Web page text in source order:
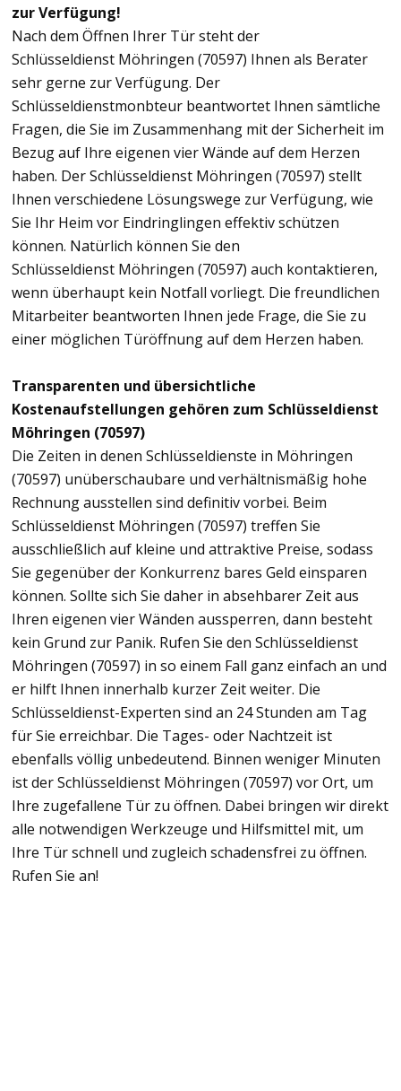
zur Verfügung!
Nach dem Öffnen Ihrer Tür steht der
Schlüsseldienst Möhringen (70597) Ihnen als Berater
sehr gerne zur Verfügung. Der
Schlüsseldienstmonbteur beantwortet Ihnen sämtliche
Fragen, die Sie im Zusammenhang mit der Sicherheit im
Bezug auf Ihre eigenen vier Wände auf dem Herzen
haben. Der Schlüsseldienst Möhringen (70597) stellt
Ihnen verschiedene Lösungswege zur Verfügung, wie
Sie Ihr Heim vor Eindringlingen effektiv schützen
können. Natürlich können Sie den
Schlüsseldienst Möhringen (70597) auch kontaktieren,
wenn überhaupt kein Notfall vorliegt. Die freundlichen
Mitarbeiter beantworten Ihnen jede Frage, die Sie zu
einer möglichen Türöffnung auf dem Herzen haben.
Transparenten und übersichtliche
Kostenaufstellungen gehören zum Schlüsseldienst
Möhringen (70597)
Die Zeiten in denen Schlüsseldienste in Möhringen
(70597) unüberschaubare und verhältnismäßig hohe
Rechnung ausstellen sind definitiv vorbei. Beim
Schlüsseldienst Möhringen (70597) treffen Sie
ausschließlich auf kleine und attraktive Preise, sodass
Sie gegenüber der Konkurrenz bares Geld einsparen
können. Sollte sich Sie daher in absehbarer Zeit aus
Ihren eigenen vier Wänden aussperren, dann besteht
kein Grund zur Panik. Rufen Sie den Schlüsseldienst
Möhringen (70597) in so einem Fall ganz einfach an und
er hilft Ihnen innerhalb kurzer Zeit weiter. Die
Schlüsseldienst-Experten sind an 24 Stunden am Tag
für Sie erreichbar. Die Tages- oder Nachtzeit ist
ebenfalls völlig unbedeutend. Binnen weniger Minuten
ist der Schlüsseldienst Möhringen (70597) vor Ort, um
Ihre zugefallene Tür zu öffnen. Dabei bringen wir direkt
alle notwendigen Werkzeuge und Hilfsmittel mit, um
Ihre Tür schnell und zugleich schadensfrei zu öffnen.
Rufen Sie an!